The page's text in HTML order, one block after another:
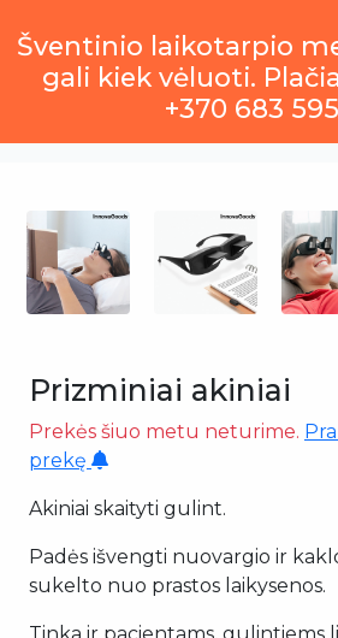
Šventinio laikotarpio
gali kiek vėluoti.
+370 683
Prizminiai akiniai
Prekės šiuo metu neturime.
prekę
Akiniai skaityti gulint.
Padės išvengti nuovargio ir
sukelto nuo prastos laikysenos.